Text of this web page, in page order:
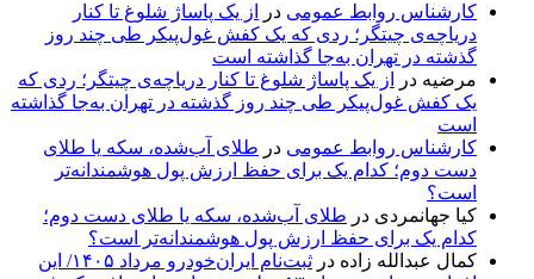
کارشناس روابط عمومی در
از یک پاساژ شلوغ تا کنار
دریاچه‌ی چیتگر؛ ردی که یک کفش غول‌پیکر طی چند روز
گذشته در تهران به‌جا گذاشته است
مرضیه در
از یک پاساژ شلوغ تا کنار دریاچه‌ی چیتگر؛ ردی که
یک کفش غول‌پیکر طی چند روز گذشته در تهران به‌جا گذاشته
است
کارشناس روابط عمومی در طلای آب‌شده، سکه یا طلای
دست دوم؛ کدام یک برای حفظ ارزش پول هوشمندانه‌تر
است؟
کیا جهانمردی در طلای آب‌شده، سکه یا طلای دست دوم؛
کدام یک برای حفظ ارزش پول هوشمندانه‌تر است؟
کمال عبدالله زاده در
ثبت‌نام ایران‌خودرو مرداد ۱۴۰۵/ این